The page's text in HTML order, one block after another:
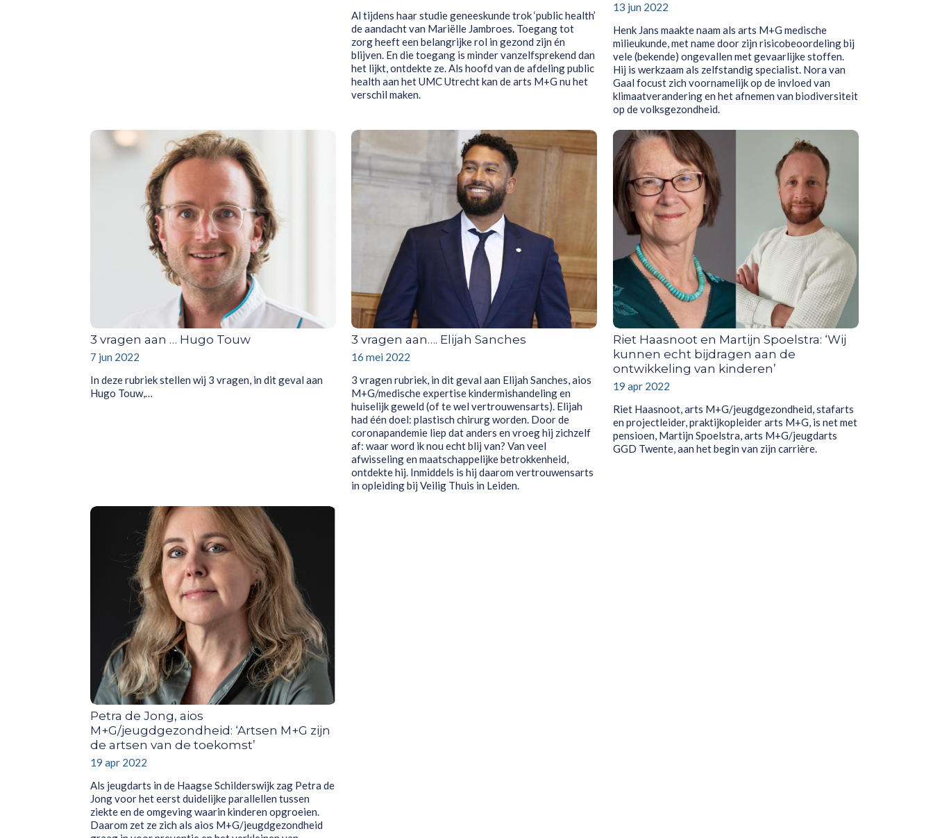
Al tijdens haar studie geneeskunde trok ‘public health’
de aandacht van Mariëlle Jambroes. Toegang tot
zorg heeft een belangrijke rol in gezond zijn én
blijven. En die toegang is minder vanzelfsprekend dan
het lijkt, ontdekte ze. Als hoofd van de afdeling public
health aan het UMC Utrecht kan de arts M+G nu het
verschil maken.
13 jun 2022
Henk Jans maakte naam als arts M+G medische
milieukunde, met name door zijn risicobeoordeling bij
vele (bekende) ongevallen met gevaarlijke stoffen.
Hij is werkzaam als zelfstandig specialist. Nora van
Gaal focust zich voornamelijk op de invloed van
klimaatverandering en het afnemen van biodiversiteit
op de volksgezondheid.
3 vragen aan … Hugo Touw
7 jun 2022
In deze rubriek stellen wij 3 vragen, in dit geval aan
Hugo Touw,…
3 vragen aan…. Elijah Sanches
16 mei 2022
3 vragen rubriek, in dit geval aan Elijah Sanches, aios
M+G/medische expertise kindermishandeling en
huiselijk geweld (of te wel vertrouwensarts). Elijah
had één doel: plastisch chirurg worden. Door de
coronapandemie liep dat anders en vroeg hij zichzelf
af: waar word ik nou echt blij van? Van veel
afwisseling en maatschappelijke betrokkenheid,
ontdekte hij. Inmiddels is hij daarom vertrouwensarts
in opleiding bij Veilig Thuis in Leiden.
Riet Haasnoot en Martijn Spoelstra: ‘Wij
kunnen echt bijdragen aan de
ontwikkeling van kinderen’
19 apr 2022
Riet Haasnoot, arts M+G/jeugdgezondheid, stafarts
en projectleider, praktijkopleider arts M+G, is net met
pensioen, Martijn Spoelstra, arts M+G/jeugdarts
GGD Twente, aan het begin van zijn carrière.
Petra de Jong, aios
M+G/jeugdgezondheid: ‘Artsen M+G zijn
de artsen van de toekomst’
19 apr 2022
Als jeugdarts in de Haagse Schilderswijk zag Petra de
Jong voor het eerst duidelijke parallellen tussen
ziekte en de omgeving waarin kinderen opgroeien.
Daarom zet ze zich als aios M+G/jeugdgezondheid